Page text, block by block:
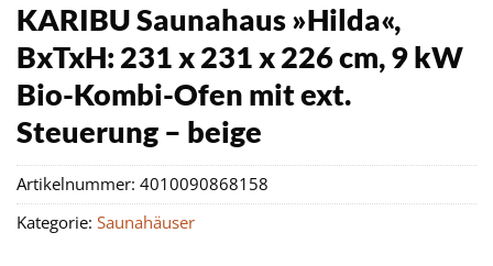
KARIBU Saunahaus »Hilda«,
BxTxH: 231 x 231 x 226 cm, 9 kW
Bio-Kombi-Ofen mit ext.
Steuerung – beige
Artikelnummer: 4010090868158
Kategorie: Saunahäuser